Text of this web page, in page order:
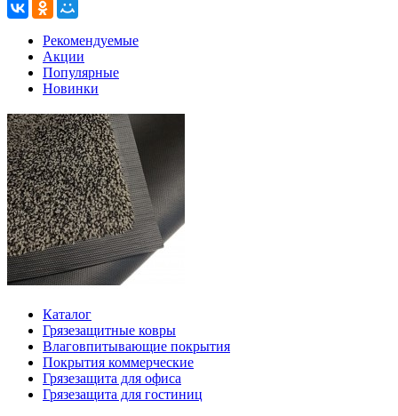
Рекомендуемые
Акции
Популярные
Новинки
Каталог
Грязезащитные ковры
Влаговпитывающие покрытия
Покрытия коммерческие
Грязезащита для офиса
Грязезащита для гостиниц